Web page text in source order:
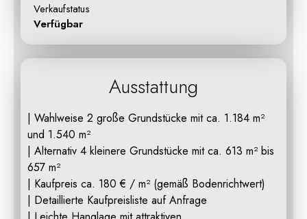
Verkaufstatus
Verfügbar
Ausstattung
| Wahlweise 2 große Grundstücke mit ca. 1.184 m²
und 1.540 m²
| Alternativ 4 kleinere Grundstücke mit ca. 613 m² bis
657 m²
| Kaufpreis ca. 180 € / m² (gemäß Bodenrichtwert)
| Detaillierte Kaufpreisliste auf Anfrage